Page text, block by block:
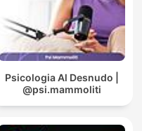
Psicologia Al Desnudo |
@psi.mammoliti